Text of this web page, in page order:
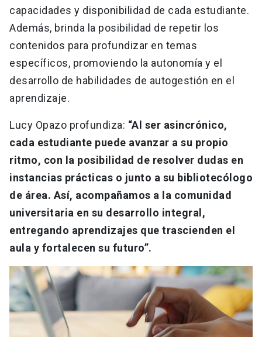
capacidades y disponibilidad de cada estudiante.
Además, brinda la posibilidad de repetir los
contenidos para profundizar en temas
específicos, promoviendo la autonomía y el
desarrollo de habilidades de autogestión en el
aprendizaje.
Lucy Opazo profundiza: “Al ser asincrónico,
cada estudiante puede avanzar a su propio
ritmo, con la posibilidad de resolver dudas en
instancias prácticas o junto a su bibliotecólogo
de área. Así, acompañamos a la comunidad
universitaria en su desarrollo integral,
entregando aprendizajes que trascienden el
aula y fortalecen su futuro”.